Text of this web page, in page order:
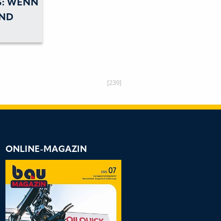
WENN
SIND
[239]
ONLINE-MAGAZIN